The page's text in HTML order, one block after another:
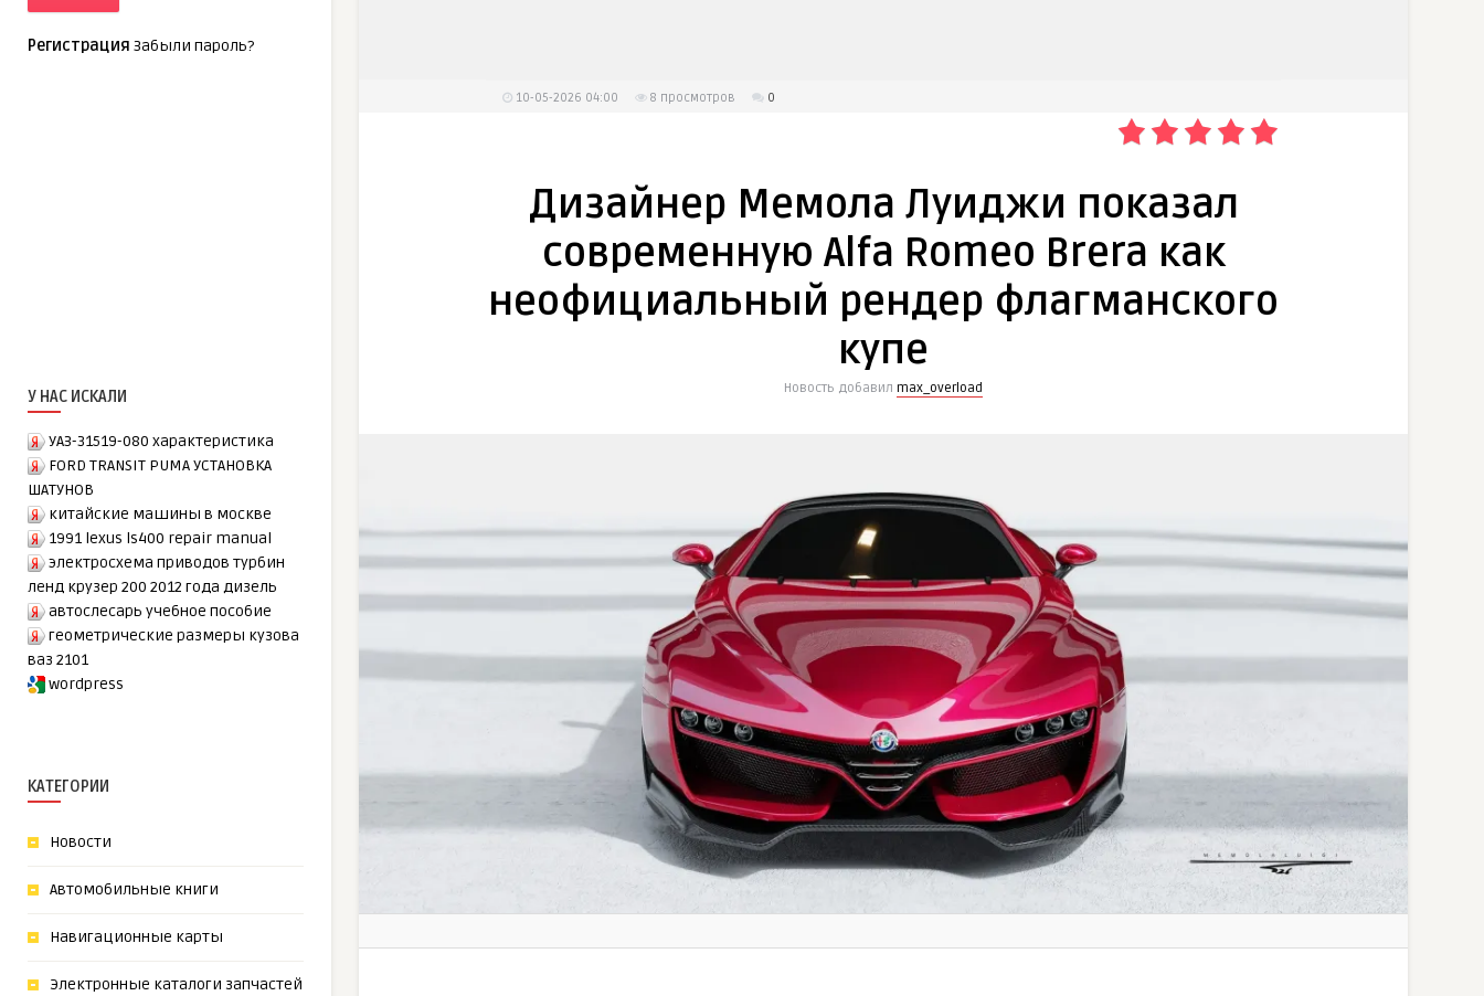
Регистрация Забыли пароль?
У НАС ИСКАЛИ
УАЗ-31519-080 характеристика
FORD TRANSIT PUMA УСТАНОВКА
ШАТУНОВ
китайские машины в москве
1991 lexus ls400 repair manual
электросхема приводов турбин
ленд крузер 200 2012 года дизель
автослесарь учебное пособие
геометрические размеры кузова
ваз 2101
wordpress
КАТЕГОРИИ
Новости
Автомобильные книги
Навигационные карты
Электронные каталоги запчастей
10-05-2026 04:00 8 просмотров 0
Дизайнер Мемола Луиджи показал
современную Alfa Romeo Brera как
неофициальный рендер флагманского
купе
Новость добавил max_overload